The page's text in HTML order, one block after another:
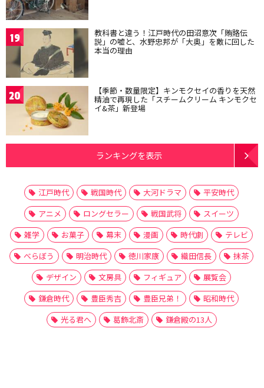
19 教科書と違う！江戸時代の田沼意次「賄賂伝
説」の嘘と、水野忠邦が「大奥」を敵に回した
本当の理由
20 【季節・数量限定】キンモクセイの香りを天然
精油で再現した「スチームクリーム キンモクセ
イ&茶」新登場
ランキングを表示
江戸時代 戦国時代 大河ドラマ
平安時代
アニメ
ロングセラー 戦国武将
スイーツ
雑学
お菓子 幕末 漫画 時代劇
テレビ
べらぼう
明治時代 徳川家康 織田信長
抹茶
デザイン
文房具 フィギュア
展覧会
鎌倉時代
豊臣秀吉 豊臣兄弟！
昭和時代
光る君へ
葛飾北斎 鎌倉殿の13人